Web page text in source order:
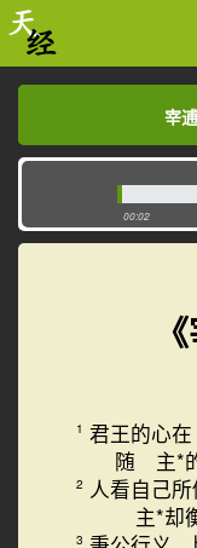
宰
00:03
1 君王的心
随 主*
2 人看自己所
主*却
3